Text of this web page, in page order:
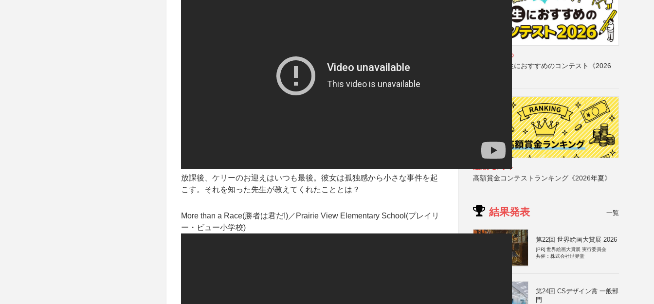
放課後、ケリーのお迎えはいつも最後。彼女は孤独感から小さな事件を起
こす。それを知った先生が教えてくれたこととは？
More than a Race(勝者は君だ!)／Prairie View Elementary School(プレイリ
ー・ビュー小学校)
学生におすすめ
夏休み！学生におすすめのコンテスト《2026
編集部セレクト
高額賞金コンテストランキング《2026年夏》
結果発表 一覧
第22回 世界絵画大賞展 2026
[PR] 世界絵画大賞展 実行委員会
共催：株式会社世界堂
第24回 CSデザイン賞 一般部
門